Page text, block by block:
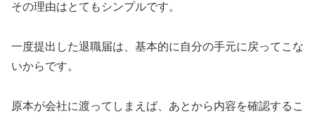
その理由はとてもシンプルです。
一度提出した退職届は、基本的に自分の手元に戻ってこな
いからです。
原本が会社に渡ってしまえば、あとから内容を確認するこ